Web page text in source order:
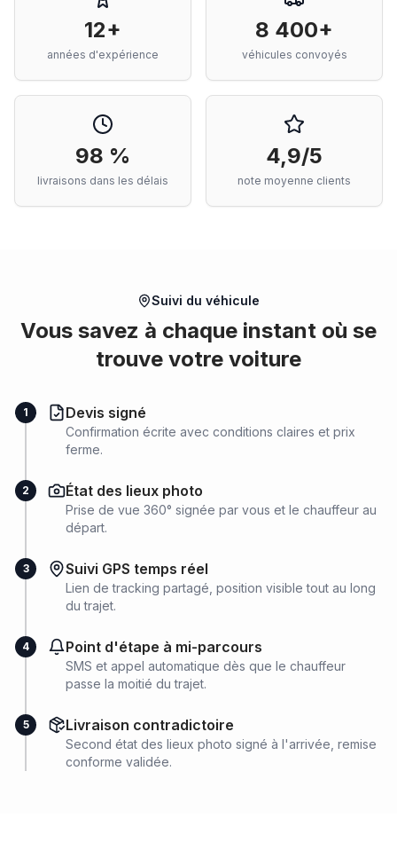
12+
années d'expérience
8 400+
véhicules convoyés
98 %
livraisons dans les délais
4,9/5
note moyenne clients
Suivi du véhicule
Vous savez à chaque instant où se
trouve votre voiture
1 Devis signé
Confirmation écrite avec conditions claires et prix
ferme.
2 État des lieux photo
Prise de vue 360° signée par vous et le chauffeur au
départ.
3 Suivi GPS temps réel
Lien de tracking partagé, position visible tout au long
du trajet.
4 Point d'étape à mi-parcours
SMS et appel automatique dès que le chauffeur
passe la moitié du trajet.
5 Livraison contradictoire
Second état des lieux photo signé à l'arrivée, remise
conforme validée.